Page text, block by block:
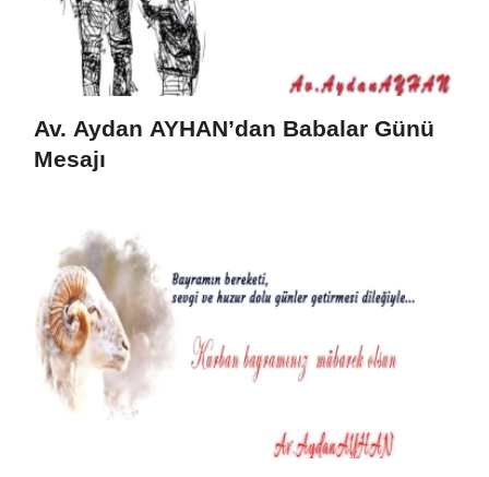
Av. Aydan AYHAN’dan Babalar Günü
Mesajı